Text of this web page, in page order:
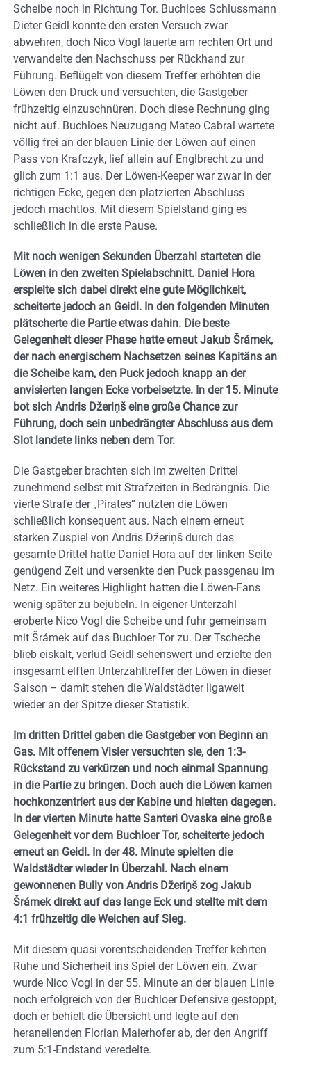
Scheibe noch in Richtung Tor. Buchloes Schlussmann
Dieter Geidl konnte den ersten Versuch zwar
abwehren, doch Nico Vogl lauerte am rechten Ort und
verwandelte den Nachschuss per Rückhand zur
Führung. Beflügelt von diesem Treffer erhöhten die
Löwen den Druck und versuchten, die Gastgeber
frühzeitig einzuschnüren. Doch diese Rechnung ging
nicht auf. Buchloes Neuzugang Mateo Cabral wartete
völlig frei an der blauen Linie der Löwen auf einen
Pass von Krafczyk, lief allein auf Englbrecht zu und
glich zum 1:1 aus. Der Löwen-Keeper war zwar in der
richtigen Ecke, gegen den platzierten Abschluss
jedoch machtlos. Mit diesem Spielstand ging es
schließlich in die erste Pause.
Mit noch wenigen Sekunden Überzahl starteten die
Löwen in den zweiten Spielabschnitt. Daniel Hora
erspielte sich dabei direkt eine gute Möglichkeit,
scheiterte jedoch an Geidl. In den folgenden Minuten
plätscherte die Partie etwas dahin. Die beste
Gelegenheit dieser Phase hatte erneut Jakub Šrámek,
der nach energischem Nachsetzen seines Kapitäns an
die Scheibe kam, den Puck jedoch knapp an der
anvisierten langen Ecke vorbeisetzte. In der 15. Minute
bot sich Andris Džeriņš eine große Chance zur
Führung, doch sein unbedrängter Abschluss aus dem
Slot landete links neben dem Tor.
Die Gastgeber brachten sich im zweiten Drittel
zunehmend selbst mit Strafzeiten in Bedrängnis. Die
vierte Strafe der „Pirates“ nutzten die Löwen
schließlich konsequent aus. Nach einem erneut
starken Zuspiel von Andris Džeriņš durch das
gesamte Drittel hatte Daniel Hora auf der linken Seite
genügend Zeit und versenkte den Puck passgenau im
Netz. Ein weiteres Highlight hatten die Löwen-Fans
wenig später zu bejubeln. In eigener Unterzahl
eroberte Nico Vogl die Scheibe und fuhr gemeinsam
mit Šrámek auf das Buchloer Tor zu. Der Tscheche
blieb eiskalt, verlud Geidl sehenswert und erzielte den
insgesamt elften Unterzahltreffer der Löwen in dieser
Saison – damit stehen die Waldstädter ligaweit
wieder an der Spitze dieser Statistik.
Im dritten Drittel gaben die Gastgeber von Beginn an
Gas. Mit offenem Visier versuchten sie, den 1:3-
Rückstand zu verkürzen und noch einmal Spannung
in die Partie zu bringen. Doch auch die Löwen kamen
hochkonzentriert aus der Kabine und hielten dagegen.
In der vierten Minute hatte Santeri Ovaska eine große
Gelegenheit vor dem Buchloer Tor, scheiterte jedoch
erneut an Geidl. In der 48. Minute spielten die
Waldstädter wieder in Überzahl. Nach einem
gewonnenen Bully von Andris Džeriņš zog Jakub
Šrámek direkt auf das lange Eck und stellte mit dem
4:1 frühzeitig die Weichen auf Sieg.
Mit diesem quasi vorentscheidenden Treffer kehrten
Ruhe und Sicherheit ins Spiel der Löwen ein. Zwar
wurde Nico Vogl in der 55. Minute an der blauen Linie
noch erfolgreich von der Buchloer Defensive gestoppt,
doch er behielt die Übersicht und legte auf den
heraneilenden Florian Maierhofer ab, der den Angriff
zum 5:1-Endstand veredelte.